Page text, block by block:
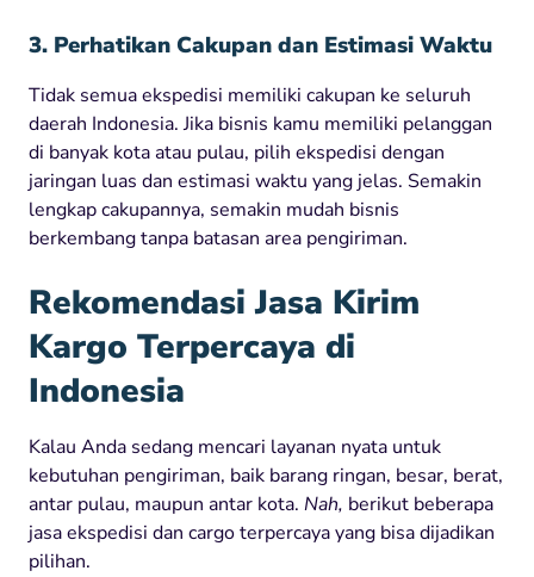
3. Perhatikan Cakupan dan Estimasi Waktu
Tidak semua ekspedisi memiliki cakupan ke seluruh
daerah Indonesia. Jika bisnis kamu memiliki pelanggan
di banyak kota atau pulau, pilih ekspedisi dengan
jaringan luas dan estimasi waktu yang jelas. Semakin
lengkap cakupannya, semakin mudah bisnis
berkembang tanpa batasan area pengiriman.
Rekomendasi Jasa Kirim
Kargo Terpercaya di
Indonesia
Kalau Anda sedang mencari layanan nyata untuk
kebutuhan pengiriman, baik barang ringan, besar, berat,
antar pulau, maupun antar kota. Nah, berikut beberapa
jasa ekspedisi dan cargo terpercaya yang bisa dijadikan
pilihan.